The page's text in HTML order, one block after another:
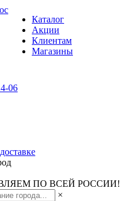
Каталог
Акции
Клиентам
Магазины
06
ПО ВСЕЙ РОССИИ!
×